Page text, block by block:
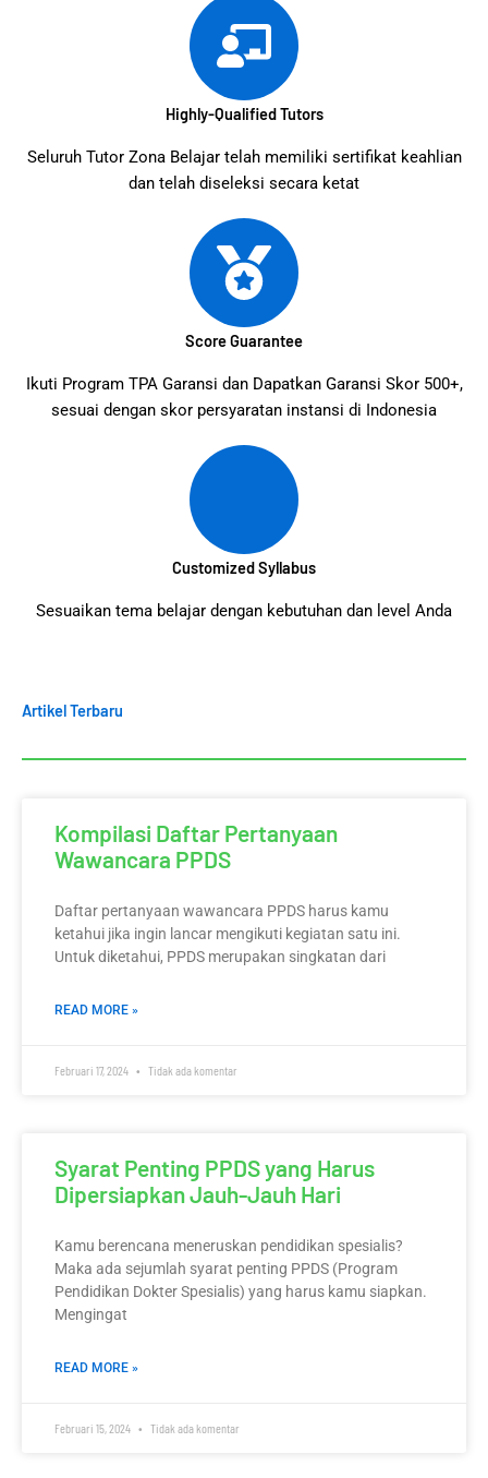
Highly-Qualified Tutors
Seluruh Tutor Zona Belajar telah memiliki sertifikat keahlian
dan telah diseleksi secara ketat
Score Guarantee
Ikuti Program TPA Garansi dan Dapatkan Garansi Skor 500+,
sesuai dengan skor persyaratan instansi di Indonesia
Customized Syllabus
Sesuaikan tema belajar dengan kebutuhan dan level Anda
Artikel Terbaru
Kompilasi Daftar Pertanyaan
Wawancara PPDS
Daftar pertanyaan wawancara PPDS harus kamu
ketahui jika ingin lancar mengikuti kegiatan satu ini.
Untuk diketahui, PPDS merupakan singkatan dari
READ MORE »
Februari 17, 2024 Tidak ada komentar
Syarat Penting PPDS yang Harus
Dipersiapkan Jauh-Jauh Hari
Kamu berencana meneruskan pendidikan spesialis?
Maka ada sejumlah syarat penting PPDS (Program
Pendidikan Dokter Spesialis) yang harus kamu siapkan.
Mengingat
READ MORE »
Februari 15, 2024 Tidak ada komentar